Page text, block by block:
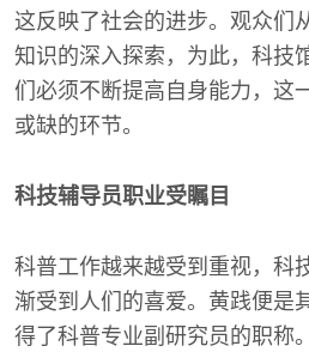
这反映了社会的进步。观众们
知识的深入探索，为此，科技
们必须不断提高自身能力，这
或缺的环节。
科技辅导员职业受瞩目
科普工作越来越受到重视，科
渐受到人们的喜爱。黄践便是
得了科普专业副研究员的职称